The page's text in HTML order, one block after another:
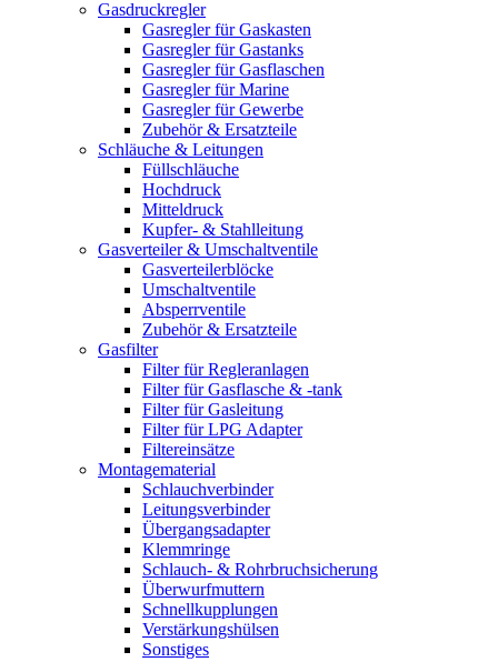
Gasdruckregler
Gasregler für Gaskasten
Gasregler für Gastanks
Gasregler für Gasflaschen
Gasregler für Marine
Gasregler für Gewerbe
Zubehör & Ersatzteile
Schläuche & Leitungen
Füllschläuche
Hochdruck
Mitteldruck
Kupfer- & Stahlleitung
Gasverteiler & Umschaltventile
Gasverteilerblöcke
Umschaltventile
Absperrventile
Zubehör & Ersatzteile
Gasfilter
Filter für Regleranlagen
Filter für Gasflasche & -tank
Filter für Gasleitung
Filter für LPG Adapter
Filtereinsätze
Montagematerial
Schlauchverbinder
Leitungsverbinder
Übergangsadapter
Klemmringe
Schlauch- & Rohrbruchsicherung
Überwurfmuttern
Schnellkupplungen
Verstärkungshülsen
Sonstiges